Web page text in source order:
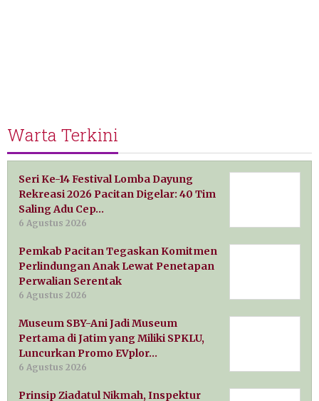
Warta Terkini
Seri Ke-14 Festival Lomba Dayung
Rekreasi 2026 Pacitan Digelar: 40 Tim
Saling Adu Cep…
6 Agustus 2026
Pemkab Pacitan Tegaskan Komitmen
Perlindungan Anak Lewat Penetapan
Perwalian Serentak
6 Agustus 2026
Museum SBY-Ani Jadi Museum
Pertama di Jatim yang Miliki SPKLU,
Luncurkan Promo EVplor…
6 Agustus 2026
Prinsip Ziadatul Nikmah, Inspektur